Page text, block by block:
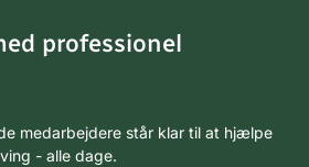
professionel
medarbejdere står klar til at hjælpe
- alle dage.